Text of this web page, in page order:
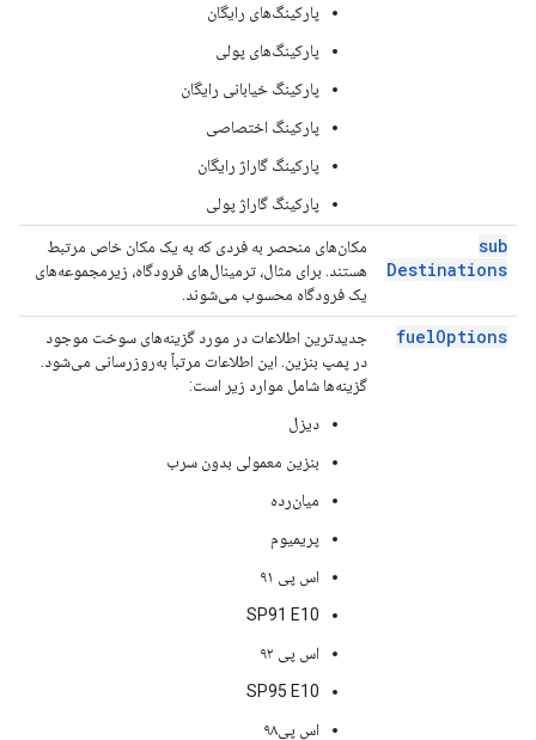
پارکینگ‌های رایگان
پارکینگ‌های پولی
پارکینگ خیابانی رایگان
پارکینگ اختصاصی
پارکینگ گاراژ رایگان
پارکینگ گاراژ پولی
sub
Destinations
مکان‌های منحصر به فردی که به یک مکان خاص مرتبط
هستند. برای مثال، ترمینال‌های فرودگاه، زیرمجموعه‌های
یک فرودگاه محسوب می‌شوند.
fuelOptions
جدیدترین اطلاعات در مورد گزینه‌های سوخت موجود
در پمپ بنزین. این اطلاعات مرتباً به‌روزرسانی می‌شود.
گزینه‌ها شامل موارد زیر است:
دیزل
بنزین معمولی بدون سرب
میان‌رده
پریمیوم
اس پی ۹۱
SP91 E10
اس پی ۹۲
SP95 E10
اس پی۹۸